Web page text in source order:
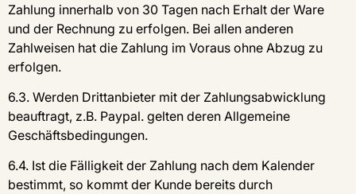
Zahlung innerhalb von 30 Tagen nach Erhalt der Ware
und der Rechnung zu erfolgen. Bei allen anderen
Zahlweisen hat die Zahlung im Voraus ohne Abzug zu
erfolgen.
6.3. Werden Drittanbieter mit der Zahlungsabwicklung
beauftragt, z.B. Paypal. gelten deren Allgemeine
Geschäftsbedingungen.
6.4. Ist die Fälligkeit der Zahlung nach dem Kalender
bestimmt, so kommt der Kunde bereits durch